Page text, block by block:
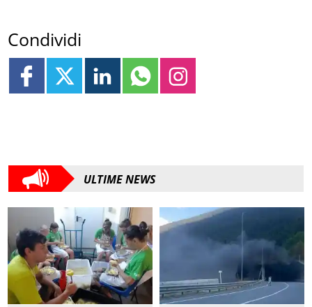
Condividi
ULTIME NEWS